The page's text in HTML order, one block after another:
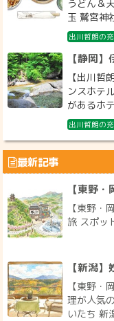
うどん＆
玉 鷲宮
出川哲朗の
【静岡
【出川哲
ンスホテ
があるホ
出川哲朗の
最新記事
【東野
【東野・
旅 スポ
【新潟
【東野・
理が人気
いたち